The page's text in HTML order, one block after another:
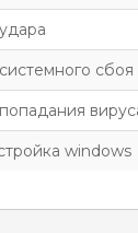
сбоя
windows